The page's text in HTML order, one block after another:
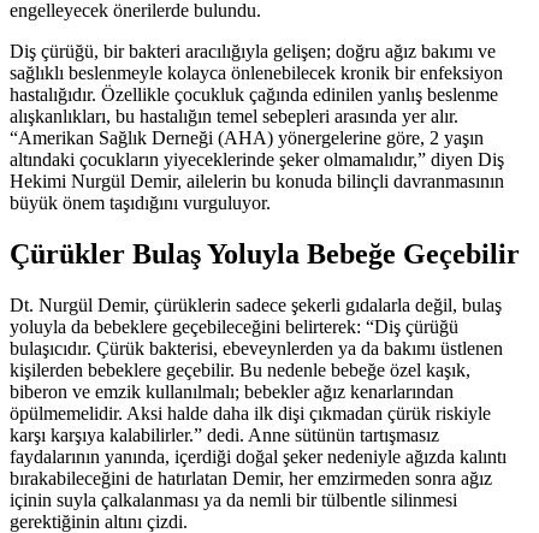
engelleyecek önerilerde bulundu.
Diş çürüğü, bir bakteri aracılığıyla gelişen; doğru ağız bakımı ve
sağlıklı beslenmeyle kolayca önlenebilecek kronik bir enfeksiyon
hastalığıdır. Özellikle çocukluk çağında edinilen yanlış beslenme
alışkanlıkları, bu hastalığın temel sebepleri arasında yer alır.
“Amerikan Sağlık Derneği (AHA) yönergelerine göre, 2 yaşın
altındaki çocukların yiyeceklerinde şeker olmamalıdır,” diyen Diş
Hekimi Nurgül Demir, ailelerin bu konuda bilinçli davranmasının
büyük önem taşıdığını vurguluyor.
Çürükler Bulaş Yoluyla Bebeğe Geçebilir
Dt. Nurgül Demir, çürüklerin sadece şekerli gıdalarla değil, bulaş
yoluyla da bebeklere geçebileceğini belirterek: “Diş çürüğü
bulaşıcıdır. Çürük bakterisi, ebeveynlerden ya da bakımı üstlenen
kişilerden bebeklere geçebilir. Bu nedenle bebeğe özel kaşık,
biberon ve emzik kullanılmalı; bebekler ağız kenarlarından
öpülmemelidir. Aksi halde daha ilk dişi çıkmadan çürük riskiyle
karşı karşıya kalabilirler.” dedi. Anne sütünün tartışmasız
faydalarının yanında, içerdiği doğal şeker nedeniyle ağızda kalıntı
bırakabileceğini de hatırlatan Demir, her emzirmeden sonra ağız
içinin suyla çalkalanması ya da nemli bir tülbentle silinmesi
gerektiğinin altını çizdi.